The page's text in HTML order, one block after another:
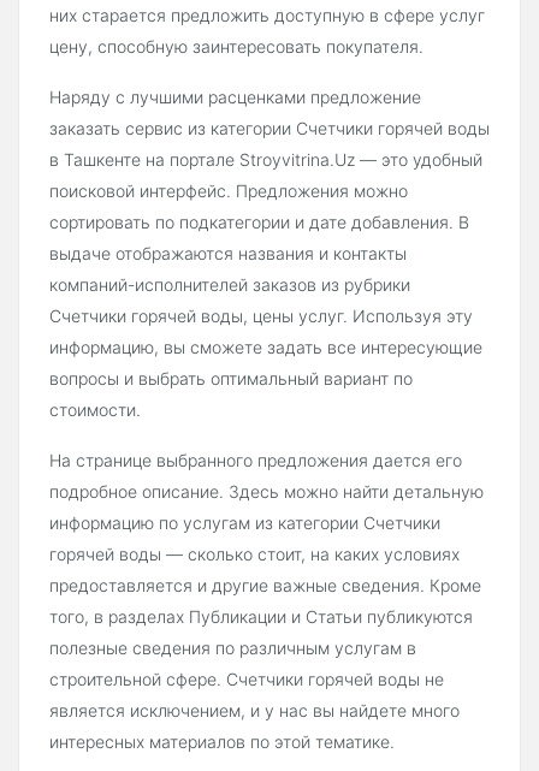
них старается предложить доступную в сфере услуг
цену, способную заинтересовать покупателя.
Наряду с лучшими расценками предложение
заказать сервис из категории Счетчики горячей воды
в Ташкенте на портале Stroyvitrina.Uz — это удобный
поисковой интерфейс. Предложения можно
сортировать по подкатегории и дате добавления. В
выдаче отображаются названия и контакты
компаний-исполнителей заказов из рубрики
Счетчики горячей воды, цены услуг. Используя эту
информацию, вы сможете задать все интересующие
вопросы и выбрать оптимальный вариант по
стоимости.
На странице выбранного предложения дается его
подробное описание. Здесь можно найти детальную
информацию по услугам из категории Счетчики
горячей воды — сколько стоит, на каких условиях
предоставляется и другие важные сведения. Кроме
того, в разделах Публикации и Статьи публикуются
полезные сведения по различным услугам в
строительной сфере. Счетчики горячей воды не
является исключением, и у нас вы найдете много
интересных материалов по этой тематике.